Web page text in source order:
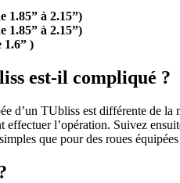
1.85” à 2.15”)
1.85” à 2.15”)
1.6” )
est-il compliqué ?
d’un TUbliss est différente de
l’opération. Suivez
que pour des roues